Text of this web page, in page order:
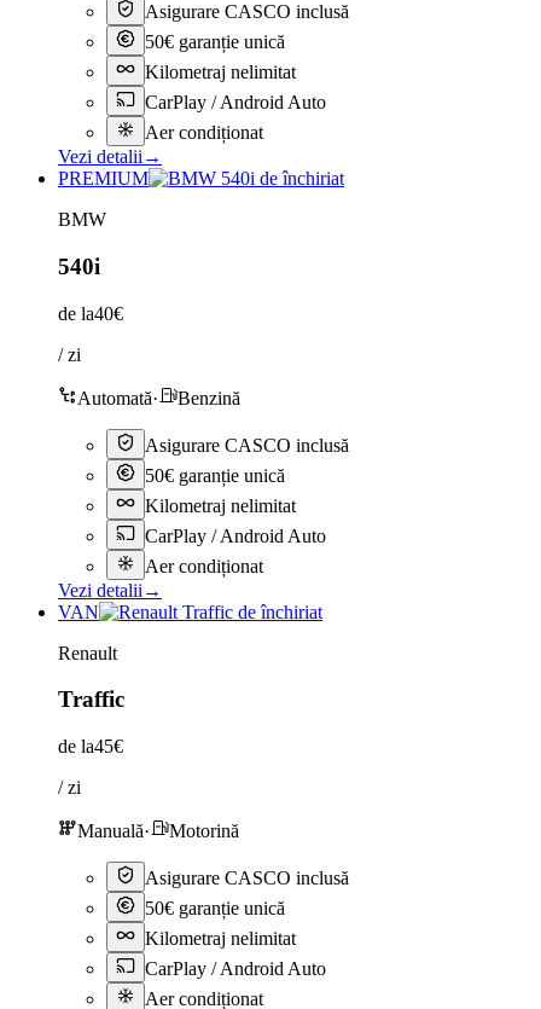
Asigurare CASCO inclusă
50€ garanție unică
Kilometraj nelimitat
CarPlay / Android Auto
Aer condiționat
Vezi detalii →
PREMIUM
BMW
540i
de la40€
/ zi
Automată· Benzină
Asigurare CASCO inclusă
50€ garanție unică
Kilometraj nelimitat
CarPlay / Android Auto
Aer condiționat
Vezi detalii →
VAN
Renault
Traffic
de la45€
/ zi
Manuală· Motorină
Asigurare CASCO inclusă
50€ garanție unică
Kilometraj nelimitat
CarPlay / Android Auto
Aer condiționat